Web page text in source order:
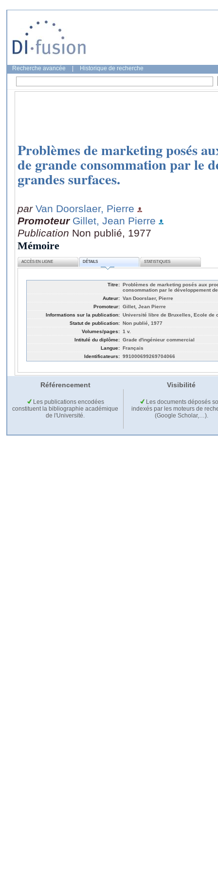
Recherche avancée Historique de recherche
Problèmes de marketing posés
de grande consommation par le
grandes surfaces.
par Van Doorslaer, Pierre
Promoteur Gillet, Jean Pierre
Publication Non publié, 1977
Mémoire
ACCÈS EN LIGNE DÉTAILS STATISTIQUES
Titre: Problèmes de marketing posés aux
consommation par le développement
Auteur: Van Doorslaer, Pierre
Promoteur: Gillet, Jean Pierre
Informations sur la publication: Université libre de Bruxelles, Ecole de
Statut de publication: Non publié, 1977
Volumes/pages: 1 v.
Intitulé du diplôme: Grade d'ingénieur commercial
Langue: Français
Identificateurs: 991000699269704066
Référencement Visibilité
Les publications encodées
constituent la bibliographie académique
de l'Université.
Les documents déposés
indexés par les moteurs de
(Google Scholar,…).